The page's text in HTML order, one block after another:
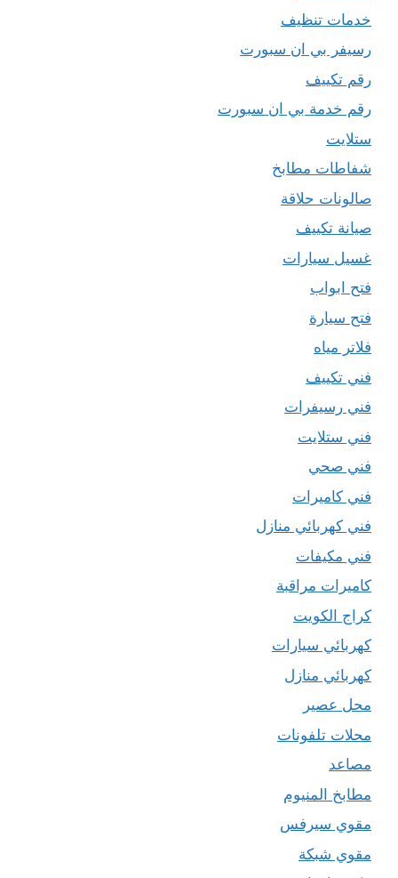
خدمات تنظيف
رسيفر بي ان سبورت
رقم تكييف
رقم خدمة بي ان سبورت
ستلايت
شفاطات مطابخ
صالونات حلاقة
صيانة تكييف
غسيل سيارات
فتح ابواب
فتح سيارة
فلاتر مياه
فني تكييف
فني رسيفرات
فني ستلايت
فني صحي
فني كاميرات
فني كهربائي منازل
فني مكيفات
كاميرات مراقبة
كراج الكويت
كهربائي سيارات
كهربائي منازل
محل عصير
محلات تلفونات
مصاعد
مطابخ المنيوم
مقوي سيرفس
مقوي شبكة